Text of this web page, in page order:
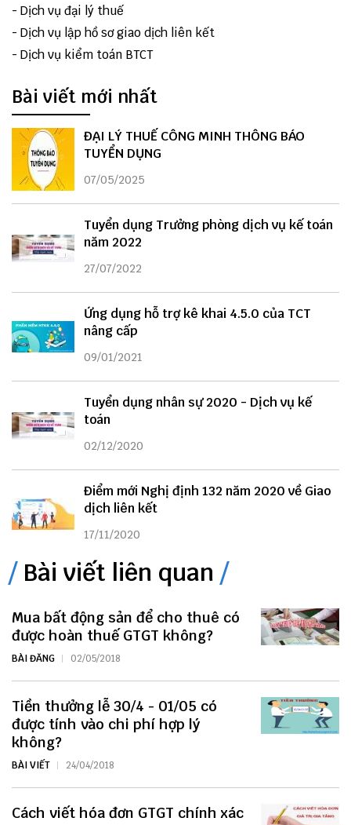
- Dịch vụ đại lý thuế
- Dịch vụ lập hồ sơ giao dịch liên kết
- Dịch vụ kiểm toán BTCT
Bài viết mới nhất
ĐẠI LÝ THUẾ CÔNG MINH THÔNG BÁO
TUYỂN DỤNG
07/05/2025
Tuyển dụng Trưởng phòng dịch vụ kế toán
năm 2022
27/07/2022
Ứng dụng hỗ trợ kê khai 4.5.0 của TCT
nâng cấp
09/01/2021
Tuyển dụng nhân sự 2020 - Dịch vụ kế
toán
02/12/2020
Điểm mới Nghị định 132 năm 2020 về Giao
dịch liên kết
17/11/2020
Bài viết liên quan
Mua bất động sản để cho thuê có
được hoàn thuế GTGT không?
BÀI ĐĂNG 02/05/2018
Tiền thưởng lễ 30/4 - 01/05 có
được tính vào chi phí hợp lý
không?
BÀI VIẾT 24/04/2018
Cách viết hóa đơn GTGT chính xác